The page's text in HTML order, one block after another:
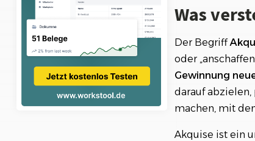
2. Online-
3.
4.
5. Telefon-
Empfehlung
Was
Der Begriff
oder
Gewinnung
darauf
machen, mit
Akquise ist ein